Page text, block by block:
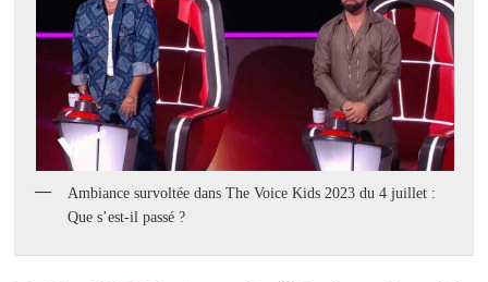
Ambiance survoltée dans The Voice Kids 2023 du 4 juillet :
Que s’est-il passé ?